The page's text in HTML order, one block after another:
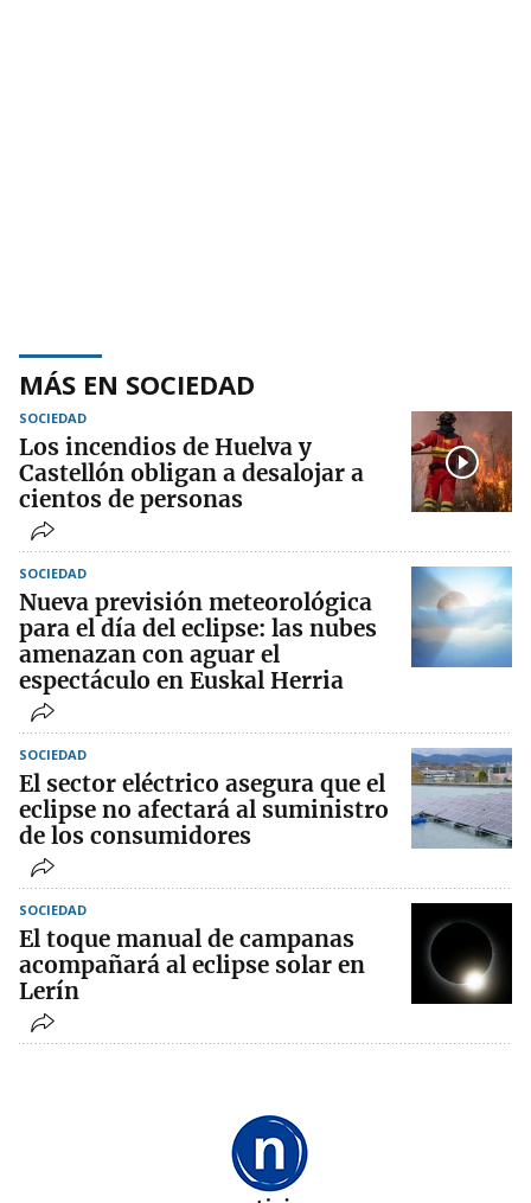
MÁS EN SOCIEDAD
SOCIEDAD
Los incendios de Huelva y
Castellón obligan a desalojar a
cientos de personas
SOCIEDAD
Nueva previsión meteorológica
para el día del eclipse: las nubes
amenazan con aguar el
espectáculo en Euskal Herria
SOCIEDAD
El sector eléctrico asegura que el
eclipse no afectará al suministro
de los consumidores
SOCIEDAD
El toque manual de campanas
acompañará al eclipse solar en
Lerín